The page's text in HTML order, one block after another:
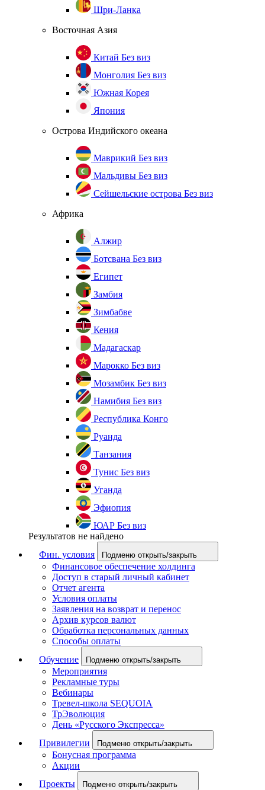
Шри-Ланка
Восточная Азия
Китай Без виз
Монголия Без виз
Южная Корея
Япония
Острова Индийского океана
Маврикий Без виз
Мальдивы Без виз
Сейшельские острова Без виз
Африка
Алжир
Ботсвана Без виз
Египет
Замбия
Зимбабве
Кения
Мадагаскар
Марокко Без виз
Мозамбик Без виз
Намибия Без виз
Республика Конго
Руанда
Танзания
Тунис Без виз
Уганда
Эфиопия
ЮАР Без виз
Результатов не найдено
Фин. условия
Подменю открыть/закрыть
Финансовое обеспечение холдинга
Доступ в старый личный кабинет
Отчет агента
Условия оплаты
Заявления на возврат и перенос
Архив курсов валют
Обработка персональных данных
Способы оплаты
Обучение
Подменю открыть/закрыть
Мероприятия
Рекламные туры
Вебинары
Тревел-школа SEQUOIA
ТрЭволюция
День «Русского Экспресса»
Привилегии
Подменю открыть/закрыть
Бонусная программа
Акции
Проекты
Подменю открыть/закрыть